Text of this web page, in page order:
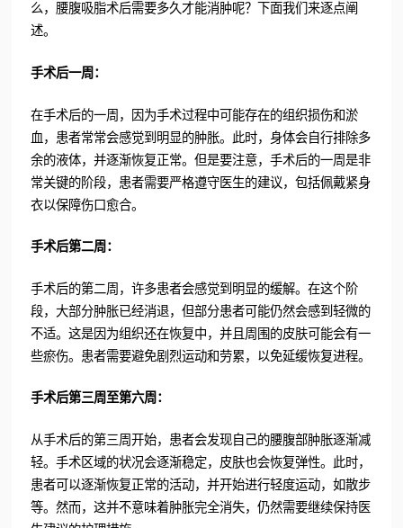
么，腰腹吸脂术后需要多久才能消肿呢？下面我们来逐点阐
述。
手术后一周：
在手术后的一周，因为手术过程中可能存在的组织损伤和淤
血，患者常常会感觉到明显的肿胀。此时，身体会自行排除多
余的液体，并逐渐恢复正常。但是要注意，手术后的一周是非
常关键的阶段，患者需要严格遵守医生的建议，包括佩戴紧身
衣以保障伤口愈合。
手术后第二周：
手术后的第二周，许多患者会感觉到明显的缓解。在这个阶
段，大部分肿胀已经消退，但部分患者可能仍然会感到轻微的
不适。这是因为组织还在恢复中，并且周围的皮肤可能会有一
些瘀伤。患者需要避免剧烈运动和劳累，以免延缓恢复进程。
手术后第三周至第六周：
从手术后的第三周开始，患者会发现自己的腰腹部肿胀逐渐减
轻。手术区域的状况会逐渐稳定，皮肤也会恢复弹性。此时，
患者可以逐渐恢复正常的活动，并开始进行轻度运动，如散步
等。然而，这并不意味着肿胀完全消失，仍然需要继续保持医